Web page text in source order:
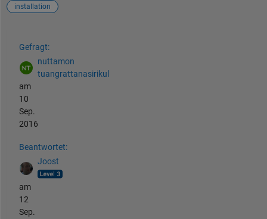
installation
Gefragt:
nuttamon
tuangrattanasirikul
am
10
Sep.
2016
Beantwortet:
Joost
am
12
Sep.